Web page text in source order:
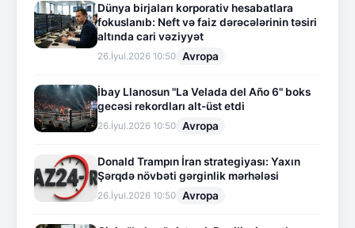
Dünya birjaları korporativ hesabatlara
fokuslanıb: Neft və faiz dərəcələrinin təsiri
altında cari vəziyyət
26.İyul.2026 10:50 Avropa
İbay Llanosun "La Velada del Año 6" boks
gecəsi rekordları alt-üst etdi
26.İyul.2026 10:50 Avropa
Donald Trampın İran strategiyası: Yaxın
Şərqdə növbəti gərginlik mərhələsi
26.İyul.2026 10:50 Avropa